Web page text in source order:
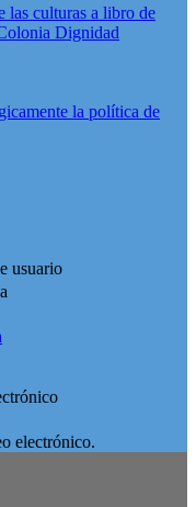
las culturas a libro de
Dignidad
la política de
usuario
electrónico.